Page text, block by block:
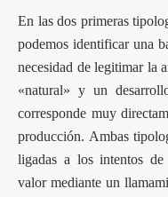
En las dos primeras
podemos identificar una
necesidad de legitimar la
«natural» y un
corresponde muy
producción. Ambas
ligadas a los intentos
valor mediante un